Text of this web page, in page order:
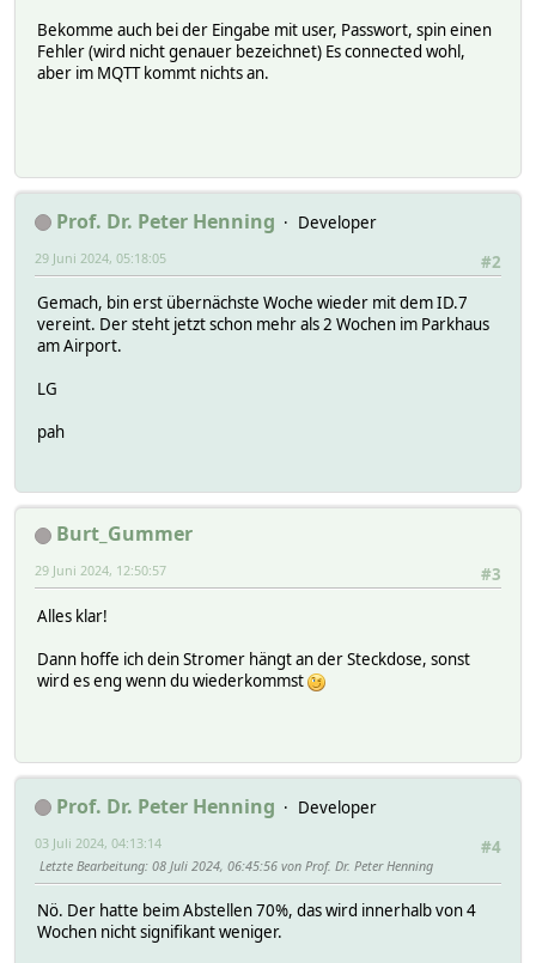
Bekomme auch bei der Eingabe mit user, Passwort, spin einen
Fehler (wird nicht genauer bezeichnet) Es connected wohl,
aber im MQTT kommt nichts an.
Prof. Dr. Peter Henning
Developer
#2
29 Juni 2024, 05:18:05
Gemach, bin erst übernächste Woche wieder mit dem ID.7
vereint. Der steht jetzt schon mehr als 2 Wochen im Parkhaus
am Airport.
LG
pah
Burt_Gummer
#3
29 Juni 2024, 12:50:57
Alles klar!
Dann hoffe ich dein Stromer hängt an der Steckdose, sonst
wird es eng wenn du wiederkommst
Prof. Dr. Peter Henning
Developer
#4
03 Juli 2024, 04:13:14
Letzte Bearbeitung: 08 Juli 2024, 06:45:56 von Prof. Dr. Peter Henning
Nö. Der hatte beim Abstellen 70%, das wird innerhalb von 4
Wochen nicht signifikant weniger.